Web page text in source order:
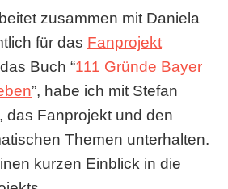
zusammen mit Daniela
für das Fanprojekt
Buch “111 Gründe Bayer
”, habe ich mit Stefan
das Fanprojekt und den
Themen unterhalten.
kurzen Einblick in die